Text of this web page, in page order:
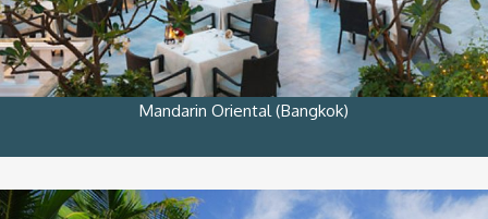
Mandarin Oriental (Bangkok)